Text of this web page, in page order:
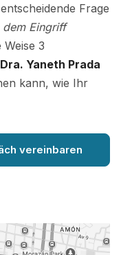
Frage
dem Eingriff
3
Dra. Yaneth Prada
kann, wie Ihr
vereinbaren